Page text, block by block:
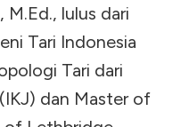
M.Ed., lulus dari
Tari Indonesia
Tari dari
dan Master of